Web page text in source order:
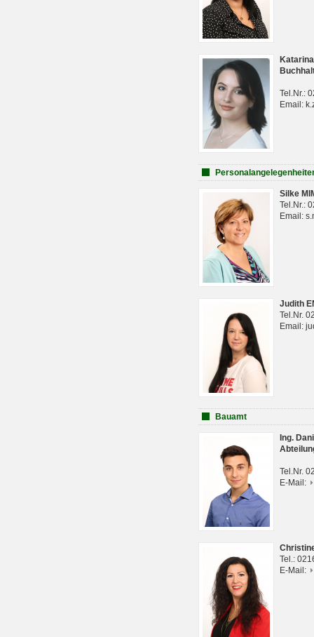
Tel.Nr.:
Email:
Silke
Tel.Nr.:
Email:
Judith
Tel.Nr.
Email:
Bauamt
Ing.
Tel.Nr.
E-Mail:
Tel.:
E-Mail: